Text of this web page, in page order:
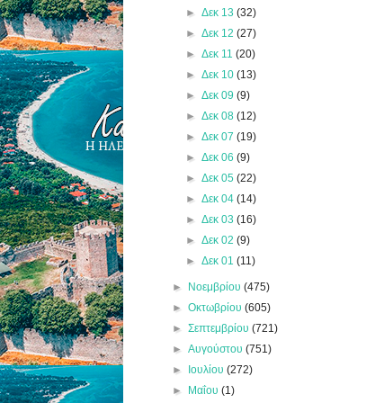
► Δεκ 13 (32)
► Δεκ 12 (27)
► Δεκ 11 (20)
► Δεκ 10 (13)
► Δεκ 09 (9)
► Δεκ 08 (12)
► Δεκ 07 (19)
► Δεκ 06 (9)
► Δεκ 05 (22)
► Δεκ 04 (14)
► Δεκ 03 (16)
► Δεκ 02 (9)
► Δεκ 01 (11)
► Νοεμβρίου(475)
►Οκτωβρίου(605)
►Σεπτεμβρίου(721)
►Αυγούστου(751)
► Ιουλίου(272)
► Μαΐου(1)